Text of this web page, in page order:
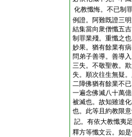
化教懺悔。不已制
例證。阿難既證三
結集當向衆僧懺五
制罪業殘。重懺之
妙果。猶有餘業有
問弟子善導。善導
三失。不敬聖教。
失。順次往生無疑
二障佛猶有餘業不
一遍念佛滅八十萬
被滅也。故知雖達
也。此等且約教限
記。有依大教懺夷
釋方等懺文云。如